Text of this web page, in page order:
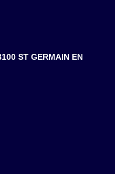
ST GERMAIN EN